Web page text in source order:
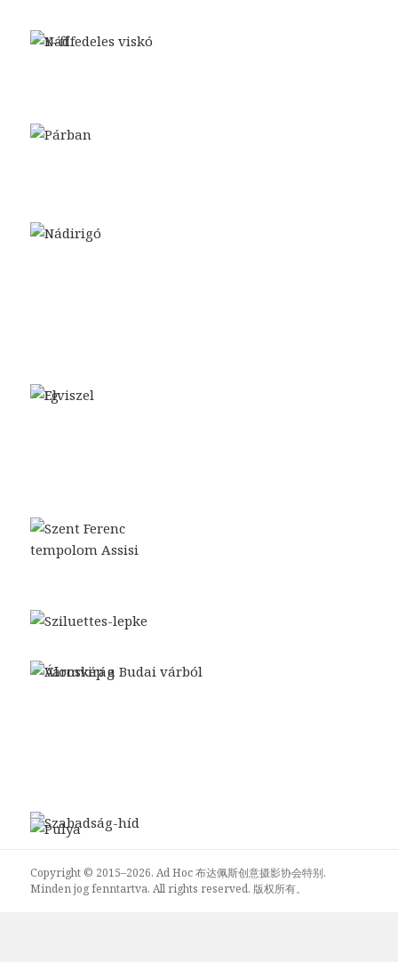
Copyright © 2015–2026. Ad Hoc 布达佩斯创意摄影协会特别.
Minden jog fenntartva. All rights reserved. 版权所有。